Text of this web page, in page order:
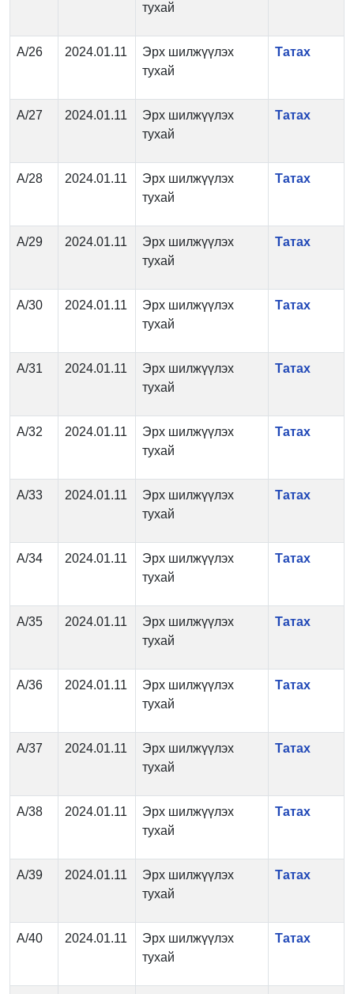
тухай
А/26 2024.01.11
Эрх шилжүүлэх
тухай
Татах
А/27 2024.01.11
Эрх шилжүүлэх
тухай
Татах
А/28 2024.01.11
Эрх шилжүүлэх
тухай
Татах
А/29 2024.01.11
Эрх шилжүүлэх
тухай
Татах
А/30 2024.01.11
Эрх шилжүүлэх
тухай
Татах
А/31 2024.01.11
Эрх шилжүүлэх
тухай
Татах
А/32 2024.01.11
Эрх шилжүүлэх
тухай
Татах
А/33 2024.01.11
Эрх шилжүүлэх
тухай
Татах
А/34 2024.01.11
Эрх шилжүүлэх
тухай
Татах
А/35 2024.01.11
Эрх шилжүүлэх
тухай
Татах
А/36 2024.01.11
Эрх шилжүүлэх
тухай
Татах
А/37 2024.01.11
Эрх шилжүүлэх
тухай
Татах
А/38 2024.01.11
Эрх шилжүүлэх
тухай
Татах
А/39 2024.01.11
Эрх шилжүүлэх
тухай
Татах
А/40 2024.01.11
Эрх шилжүүлэх
тухай
Татах